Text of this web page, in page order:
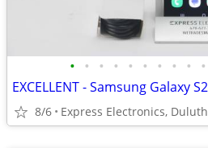
• • • • • • • • • •
8/6 Express Electronics, Duluth